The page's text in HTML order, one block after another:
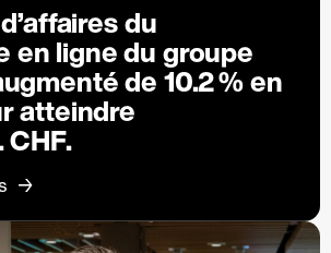
du
en ligne du groupe
de10.2 %en
atteindre